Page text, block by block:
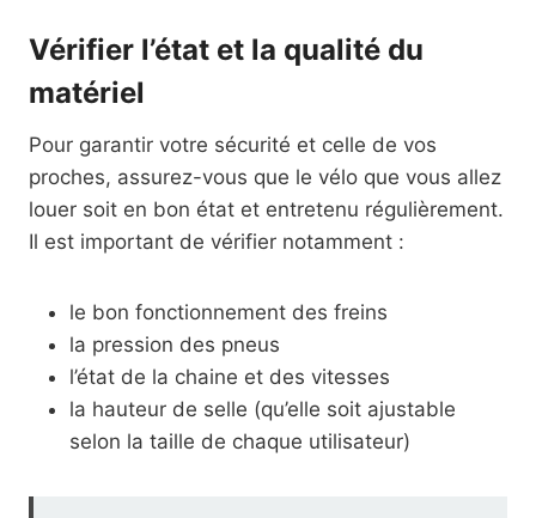
Vérifier l’état et la qualité du
matériel
Pour garantir votre sécurité et celle de vos
proches, assurez-vous que le vélo que vous allez
louer soit en bon état et entretenu régulièrement.
Il est important de vérifier notamment :
le bon fonctionnement des freins
la pression des pneus
l’état de la chaine et des vitesses
la hauteur de selle (qu’elle soit ajustable
selon la taille de chaque utilisateur)